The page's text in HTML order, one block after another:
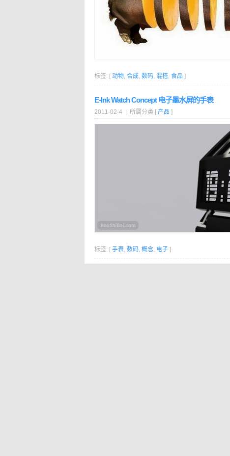
标签: [ 动物, 合成, 数码, 混搭, 食品 ]
E-Ink Watch Concept 电子墨水屏的手表
2011-02-4 | 所属分类 [ 产品 ]
标签: [ 手表, 数码, 概念, 电子 ]